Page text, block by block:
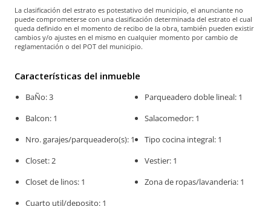
La clasificación del estrato es potestativo del municipio, el anunciante no
puede comprometerse con una clasificación determinada del estrato el cual
queda definido en el momento de recibo de la obra, también pueden existir
cambios y/o ajustes en el mismo en cualquier momento por cambio de
reglamentación o del POT del municipio.
Características del inmueble
BaÑo: 3
Balcon: 1
Nro. garajes/parqueadero(s): 1
Closet: 2
Closet de linos: 1
Cuarto util/deposito: 1
Parqueadero doble lineal: 1
Salacomedor: 1
Tipo cocina integral: 1
Vestier: 1
Zona de ropas/lavanderia: 1